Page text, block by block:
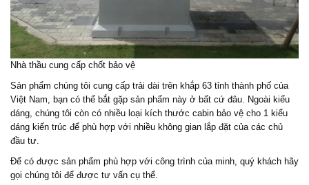
Nhà thầu cung cấp chốt bảo vệ
Sản phẩm chúng tôi cung cấp trải dài trên khắp 63 tỉnh thành phố của
Việt Nam, bạn có thể bắt gặp sản phẩm này ở bất cứ đâu. Ngoài kiểu
dáng, chúng tôi còn có nhiều loại kích thước cabin bảo vệ cho 1 kiểu
dáng kiến trúc để phù hợp với nhiều không gian lắp đặt của các chủ
đầu tư.
Để có được sản phẩm phù hợp với công trình của minh, quý khách hãy
gọi chúng tôi để được tư vấn cụ thể.